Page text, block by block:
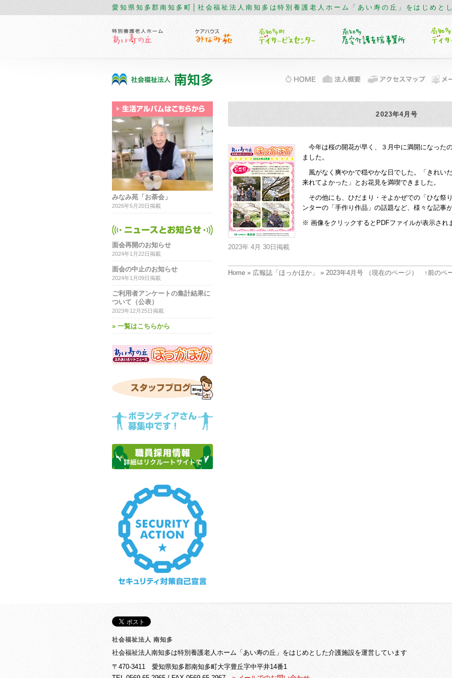
愛知県知多郡南知多町│社会福祉法人南知多は特別養護老人ホーム「あい寿の丘」をはじめと
2023年4月号
今年は桜の開花が早く、３月中に満開になった
ました。
風がなく爽やかで穏やかな日でした。「きれい
来れてよかった」とお花見を満喫できました。
その他にも、ひだまり・そよかぜでの「ひな祭
ンターの「手作り作品」の話題など、様々な記事が
※ 画像をクリックするとPDFファイルが表示され
2023年 4月 30日掲載
Home » 広報誌「ほっかほか」 » 2023年4月号 （現在のページ） ↑前のペ
みなみ苑「お荼会」
2026年5月20日掲載
面会再開のお知らせ
2024年1月22日掲載
面会の中止のお知らせ
2024年1月09日掲載
ご利用者アンケートの集計結果に
ついて（公表）
2023年12月25日掲載
» 一覧はこちらから
社会福祉法人 南知多
社会福祉法人南知多は特別養護老人ホーム「あい寿の丘」をはじめとした介護施設を運営しています
〒470-3411 愛知県知多郡南知多町大字豊丘字中平井14番1